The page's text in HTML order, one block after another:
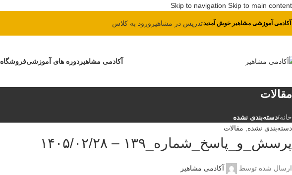
Skip to navigation Skip to main content
پیش ثبت نام دوره بهای تمام شده
آکادمی آموزشی مشاهیر خوش آمدیدتدریس در مشاهیر ورود به کلاس
آکادمی مشاهیر دوره های آموزشیفروشگاه
مقالات
خانه/دسته‌بندی نشده
دسته‌بندی نشده
مقالات
پرسش_و_پاسخ_شماره_۱۳۹ – ۱۴۰۵/۰۲/۲۸
ارسال شده توسط
آکادمی مشاهیر